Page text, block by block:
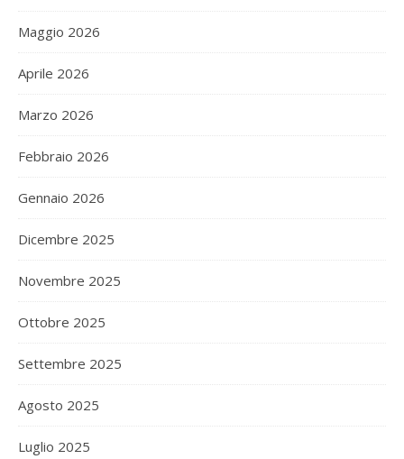
Maggio 2026
Aprile 2026
Marzo 2026
Febbraio 2026
Gennaio 2026
Dicembre 2025
Novembre 2025
Ottobre 2025
Settembre 2025
Agosto 2025
Luglio 2025